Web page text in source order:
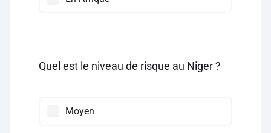
Quel est le niveau de risque au Niger ?
Moyen